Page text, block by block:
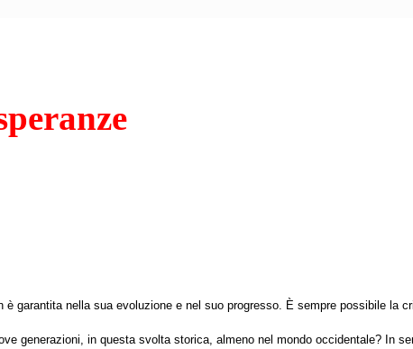
è garantita nella sua evoluzione e nel suo progresso. È sempre possibile la
generazioni, in questa svolta storica, almeno nel mondo occidentale? In